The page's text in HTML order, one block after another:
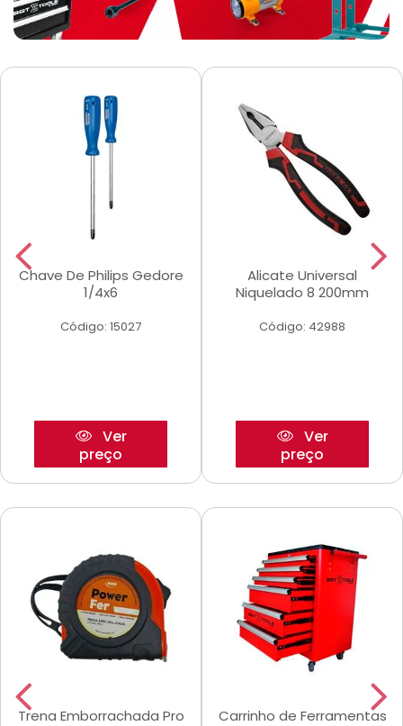
Chave De Philips Gedore
1/4x6
Código: 15027
Ver
preço
Alicate Universal
Niquelado 8 200mm
Código: 42988
Ver
preço
Trena Emborrachada Pro
Carrinho de Ferramentas